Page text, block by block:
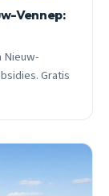
Vennep:
Nieuw-
Gratis